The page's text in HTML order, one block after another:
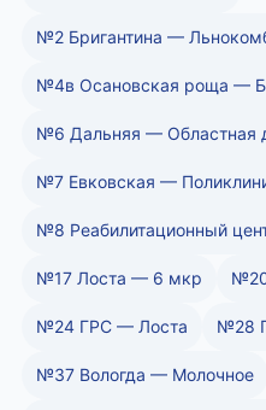
№2 Бригантина —
№4в Осановская роща —
№6 Дальняя — Областная
№7 Евковская —
№8 Реабилитационный
№17 Лоста — 6 мкр
№24 ГРС — Лоста №28
№37 Вологда — Молочное